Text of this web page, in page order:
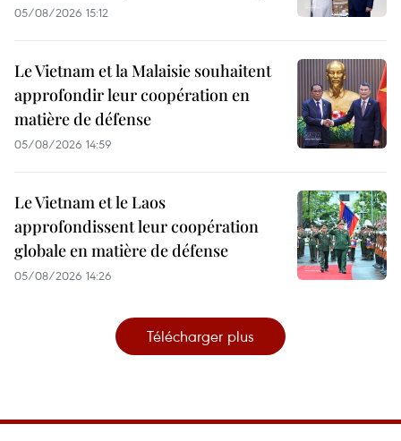
05/08/2026 15:12
Le Vietnam et la Malaisie souhaitent
approfondir leur coopération en
matière de défense
05/08/2026 14:59
Le Vietnam et le Laos
approfondissent leur coopération
globale en matière de défense
05/08/2026 14:26
Télécharger plus